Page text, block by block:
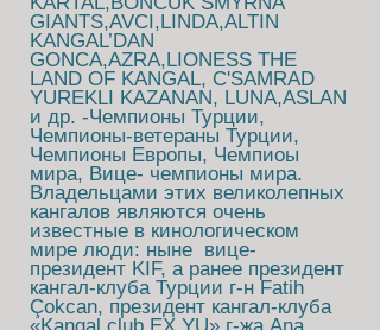
GIANTS,AVCI,LINDA,ALTIN
KANGAL’DAN
GONCA,AZRA,LIONESS THE
LAND OF KANGAL, C'SAMRAD
YUREKLI KAZANAN, LUNA,ASLAN
и др. -Чемпионы Турции,
Чемпионы-ветераны Турции,
Чемпионы Европы, Чемпиоы
мира, Вице- чемпионы мира.
Владельцами этих великолепных
кангалов являются очень
известные в кинологическом
мире люди: ныне вице-
президент KIF, а ранее президент
кангал-клуба Турции г-н Fatih
Çokcan, президент кангал-клуба